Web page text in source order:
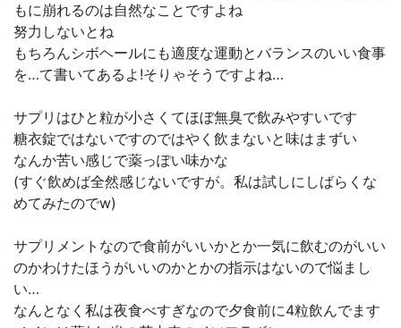
もに崩れるのは自然なことですよね
努力しないとね
もちろんシボヘールにも適度な運動とバランスのいい食事
を…て書いてあるよ!そりゃそうですよね…
サプリはひと粒が小さくてほぼ無臭で飲みやすいです
糖衣錠ではないですのではやく飲まないと味はまずい
なんか苦い感じで薬っぽい味かな
(すぐ飲めば全然感じないですが。私は試しにしばらくな
めてみたのでw)
サプリメントなので食前がいいかとか一気に飲むのがいい
のかわけたほうがいいのかとかの指示はないので悩まし
い…
なんとなく私は夜食べすぎなので夕食前に4粒飲んでます